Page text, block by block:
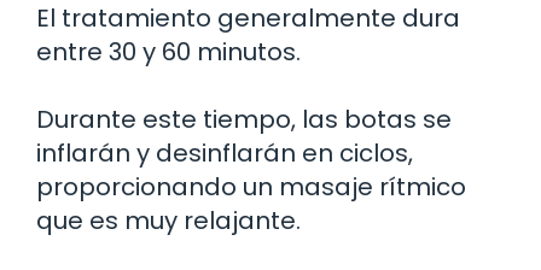
El tratamiento generalmente dura
entre 30 y 60 minutos.
Durante este tiempo, las botas se
inflarán y desinflarán en ciclos,
proporcionando un masaje rítmico
que es muy relajante.